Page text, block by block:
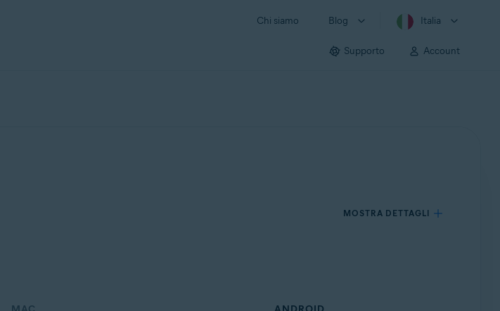
Chi siamo Blog Italia
Supporto Account
MOSTRA DETTAGLI